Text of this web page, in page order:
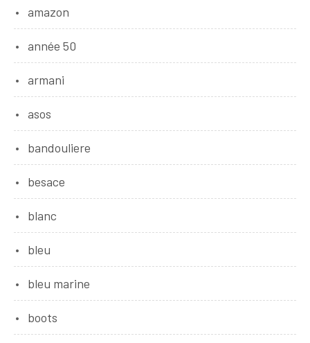
amazon
année 50
armani
asos
bandouliere
besace
blanc
bleu
bleu marine
boots